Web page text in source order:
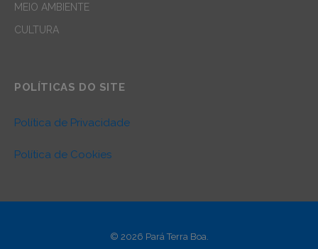
MEIO AMBIENTE
CULTURA
POLÍTICAS DO SITE
Política de Privacidade
Política de Cookies
© 2026 Pará Terra Boa.